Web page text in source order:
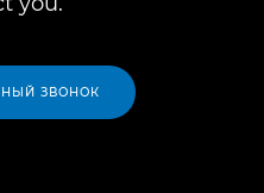
ЗВОНОК